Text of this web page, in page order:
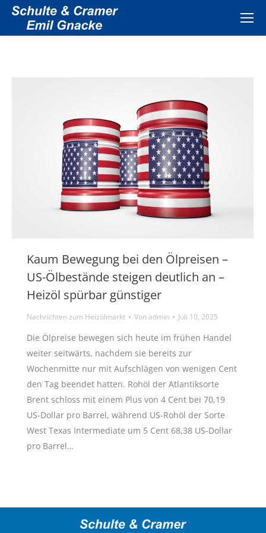
Kaum Bewegung bei den Ölpreisen –
US-Ölbestände steigen deutlich an –
Heizöl spürbar günstiger
Nachrichten zum Heizölmarkt Vonadmin Juli 10, 2025
Die Ölpreise bewegen sich heute im frühen Handel
weiter seitwärts, nachdem sie bereits zur
Wochenmitte nur mit Aufschlägen von wenigen Cent
den Tag beendet hatten. Rohöl der Atlantiksorte
Brent schloss mit einem Plus von 4 Cent bei 70,19
US-Dollar pro Barrel, während US-Rohöl der Sorte
West Texas Intermediate um 5 Cent 68,38 US-Dollar
pro Barrel…